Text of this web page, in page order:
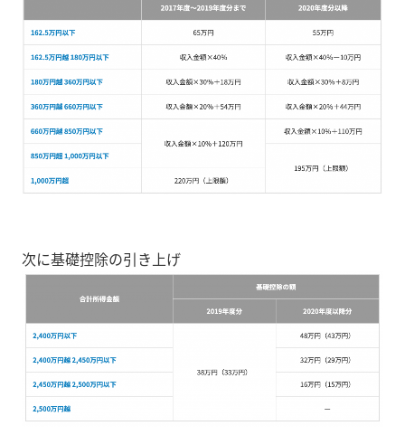
次に基礎控除の引き上げ